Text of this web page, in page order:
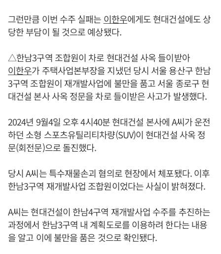
그런만큼 이번 수주 실패는 이한우에게도 현대건설에도 상
당한 부담이 될 것으로 예상됐다.
△한남3구역 조합원이 차로 현대건설 사옥 들이받아
이한우가 주택사업본부장을 지냈던 당시 서울 용산구 한남
3구역 조합원이 재개발사업에 불만을 품고 서울 종로구 현
대건설 본사 사옥 정문을 차로 들이받은 사고가 발생했다.
2024년 9월4일 오후 4시40분 현대건설 본사에 A씨가 운전
하던 소형 스포츠유틸리티차량(SUV)이 현대건설 사옥 정
문(회전문)으로 돌진했다.
당시 A씨는 특수재물손괴 혐의로 현장에서 체포됐다. 이후
한남3구역 재개발사업 조합원이었다는 사실이 밝혀졌다.
A씨는 현대건설이 한남4구역 재개발사업 수주를 추진하는
과정에서 한남3구역 내 계획도로를 이용하려 한다는 내용
을 알고 이에 불만을 품은 것으로 확인됐다.